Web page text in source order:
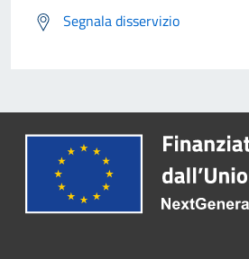
Segnala disservizio